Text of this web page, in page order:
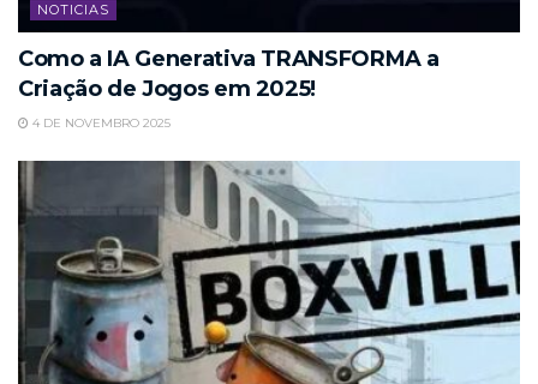
NOTICIAS
Como a IA Generativa TRANSFORMA a
Criação de Jogos em 2025!
4 DE NOVEMBRO 2025